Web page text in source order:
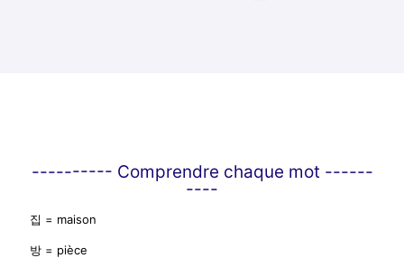
---------- Comprendre chaque mot ------
----
집 = maison
방 = pièce